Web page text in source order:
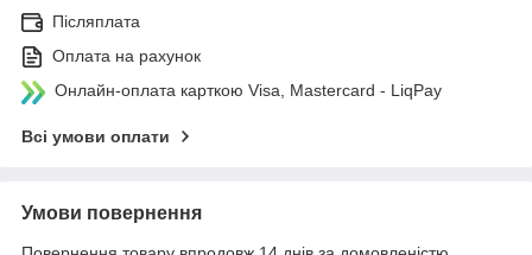
Післяплата
Оплата на рахунок
Онлайн-оплата карткою Visa, Mastercard - LiqPay
Всі умови оплати
Умови повернення